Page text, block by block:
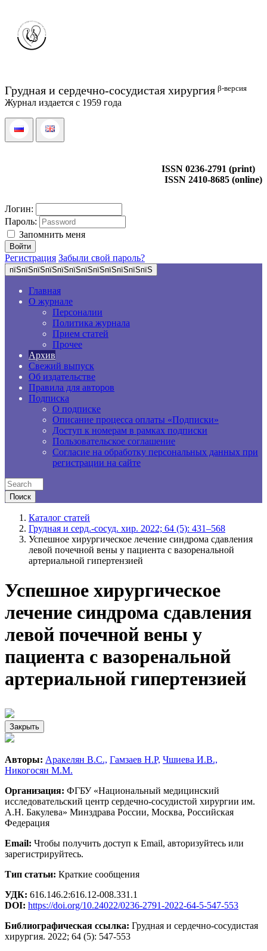
Грудная и сердечно-сосудистая хирургия β-версия
Журнал издается с 1959 года
ISSN 0236-2791 (print)
ISSN 2410-8685 (online)
Логин:
Пароль:
Запомнить меня
Регистрация Забыли свой пароль?
пїЅпїЅпїЅпїЅпїЅпїЅпїЅпїЅпїЅпїЅпїЅпїЅ
Главная
О журнале
Персоналии
Политика журнала
Прием статей
Прочее
Архив
Свежий выпуск
Об издательстве
Правила для авторов
Подписка
О подписке
Описание процесса оплаты «Подписки»
Доступ к номерам в рамках подписки
Пользовательское соглашение
Согласие на обработку персональных данных при
регистрации на сайте
Каталог статей
Грудная и серд.-сосуд. хир. 2022; 64 (5): 431–568
Успешное хирургическое лечение синдрома сдавления
левой почечной вены у пациента с вазоренальной
артериальной гипертензией
Успешное хирургическое
лечение синдрома сдавления
левой почечной вены у
пациента с вазоренальной
артериальной гипертензией
Закрыть
Авторы: Аракелян В.С., Гамзаев Н.Р, Чшиева И.В.,
Никогосян М.М.
Организация: ФГБУ «Национальный медицинский
исследовательский центр сердечно-сосудистой хирургии им.
А.Н. Бакулева» Минздрава России, Москва, Российская
Федерация
Email: Чтобы получить доступ к Email, авторизуйтесь или
зарегистрируйтесь.
Тип статьи: Краткие сообщения
УДК: 616.146.2:616.12-008.331.1
DOI: https://doi.org/10.24022/0236-2791-2022-64-5-547-553
Библиографическая ссылка: Грудная и сердечно-сосудистая
хирургия. 2022; 64 (5): 547-553